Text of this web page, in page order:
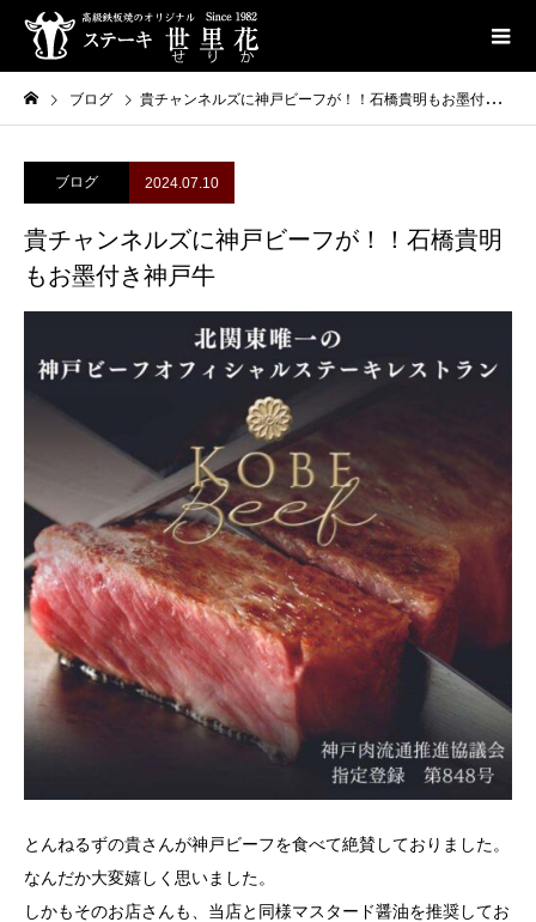
ブログ 貴チャンネルズに神戸ビーフが！！石橋貴明もお墨付き神戸牛
ブログ 2024.07.10
貴チャンネルズに神戸ビーフが！！石橋貴明
もお墨付き神戸牛
とんねるずの貴さんが神戸ビーフを食べて絶賛しておりました。
なんだか大変嬉しく思いました。
しかもそのお店さんも、当店と同様マスタード醤油を推奨してお